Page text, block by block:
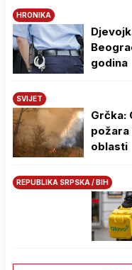
HRONIKA
godina
SVIJET
Grčka:
požara
oblasti
REPUBLIKA SRPSKA / BIH